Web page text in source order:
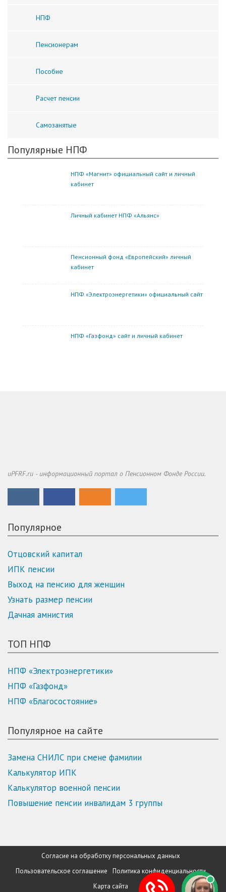
НПФ
Пенсионерам
Пособие
Расчет пенсии
Самозанятые
Популярные НПФ
НПФ «Магнит» официальный сайт и личный
кабинет
Личный кабинет НПФ «Альянс»
Пенсионный фонд «Европейский» личный
кабинет
НПФ «Электроэнергетики» официальный сайт
НПФ «Газфонд» сайт и личный кабинет
uPFRF.ru - информационный портал о Пенсионном Фонде России.
Популярное
Отцовский капитал
ИПК пенсии
Выход на пенсию для женщин
Узнать размер пенсии
Дачная амнистия
ТОП НПФ
НПФ «Электроэнергетики»
НПФ «Газфонд»
НПФ «Благосостояние»
Популярное на сайте
Замена СНИЛС при смене фамилии
Калькулятор ИПК
Калькулятор военной пенсии
Повышение пенсии инвалидам 3 группы
Согласие на обработку персональных данных
Пользовательское соглашение
Политика конфиденциальности
Карта сайта